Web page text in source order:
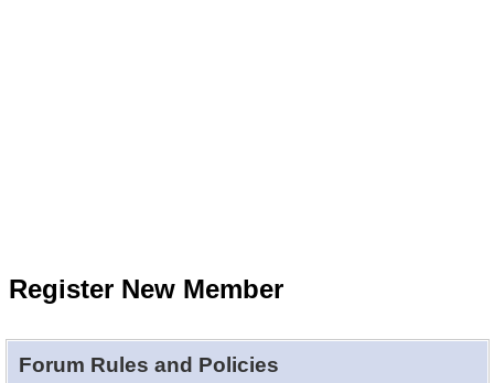
Register New Member
Forum Rules and Policies